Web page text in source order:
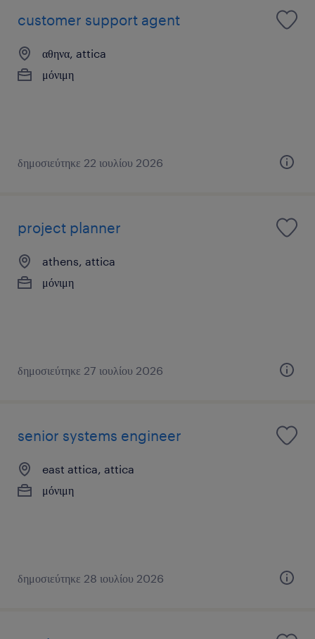
customer support agent
αθηνα, attica
μόνιμη
δημοσιεύτηκε 22 ιουλίου 2026
project planner
athens, attica
μόνιμη
δημοσιεύτηκε 27 ιουλίου 2026
senior systems engineer
east attica, attica
μόνιμη
δημοσιεύτηκε 28 ιουλίου 2026